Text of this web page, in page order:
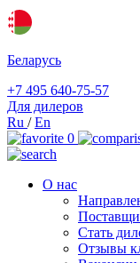
Беларусь
+7 495 640-75-57
Для дилеров
Ru /En
0
О нас
Стать
Отзывы